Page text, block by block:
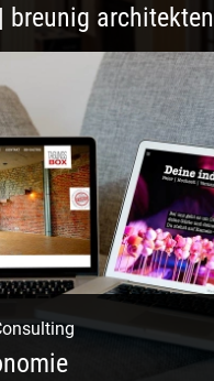
breunig architekten
Fluss der Kurstadt